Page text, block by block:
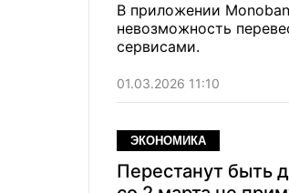
В приложении
невозможность
сервисами.
01.03.2026 11:10
ЭКОНОМИКА
Перестанут быть